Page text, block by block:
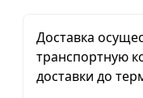
Доставка
транспортную
доставки до